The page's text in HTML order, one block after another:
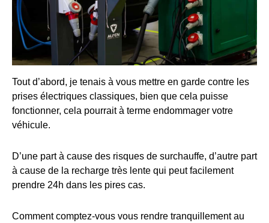
Tout d’abord, je tenais à vous mettre en garde contre les
prises électriques classiques, bien que cela puisse
fonctionner, cela pourrait à terme endommager votre
véhicule.
D’une part à cause des risques de surchauffe, d’autre part
à cause de la recharge très lente qui peut facilement
prendre 24h dans les pires cas.
Comment comptez-vous vous rendre tranquillement au